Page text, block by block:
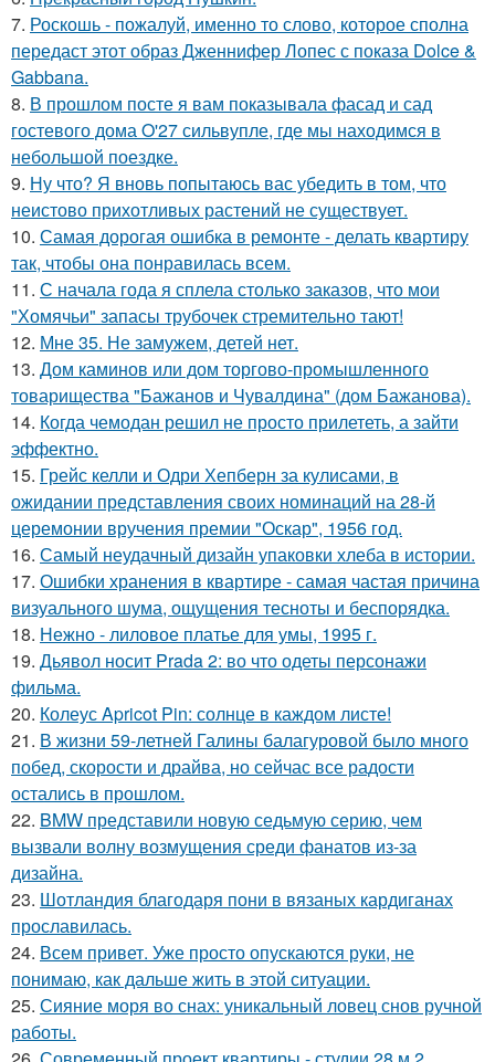
7. Роскошь - пожалуй, именно то слово, которое сполна
передаст этот образ Дженнифер Лопес с показа Dolce &
Gabbana.
8. В прошлом посте я вам показывала фасад и сад
гостевого дома O'27 сильвупле, где мы находимся в
небольшой поездке.
9. Ну что? Я вновь попытаюсь вас убедить в том, что
неистово прихотливых растений не существует.
10. Самая дорогая ошибка в ремонте - делать квартиру
так, чтобы она понравилась всем.
11. С начала года я сплела столько заказов, что мои
"Хомячьи" запасы трубочек стремительно тают!
12. Мне 35. Не замужем, детей нет.
13. Дом каминов или дом торгово-промышленного
товарищества "Бажанов и Чувалдина" (дом Бажанова).
14. Когда чемодан решил не просто прилететь, а зайти
эффектно.
15. Грейс келли и Одри Хепберн за кулисами, в
ожидании представления своих номинаций на 28-й
церемонии вручения премии "Оскар", 1956 год.
16. Самый неудачный дизайн упаковки хлеба в истории.
17. Ошибки хранения в квартире - самая частая причина
визуального шума, ощущения тесноты и беспорядка.
18. Нежно - лиловое платье для умы, 1995 г.
19. Дьявол носит Prada 2: во что одеты персонажи
фильма.
20. Колеус Apricot Pin: солнце в каждом листе!
21. В жизни 59-летней Галины балагуровой было много
побед, скорости и драйва, но сейчас все радости
остались в прошлом.
22. BMW представили новую седьмую серию, чем
вызвали волну возмущения среди фанатов из-за
дизайна.
23. Шотландия благодаря пони в вязаных кардиганах
прославилась.
24. Всем привет. Уже просто опускаются руки, не
понимаю, как дальше жить в этой ситуации.
25. Сияние моря во снах: уникальный ловец снов ручной
работы.